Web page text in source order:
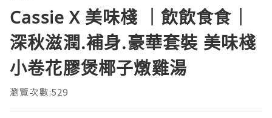
Cassie X 美味棧 ｜飲飲食食｜
深秋滋潤.補身.豪華套裝 美味棧
小卷花膠煲椰子燉雞湯
瀏覽次數:529